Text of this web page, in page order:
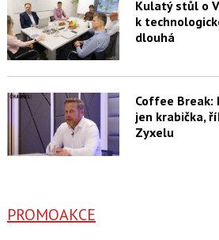
Kulatý stůl o
k
dlouhá
Coffee Break:
jen krabička,
Zyxelu
PROMOAKCE